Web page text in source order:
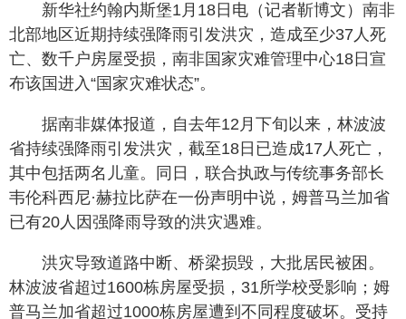
新华社约翰内斯堡1月18日电（记者靳博文）南非
北部地区近期持续强降雨引发洪灾，造成至少37人死
亡、数千户房屋受损，南非国家灾难管理中心18日宣
布该国进入“国家灾难状态”。
据南非媒体报道，自去年12月下旬以来，林波波
省持续强降雨引发洪灾，截至18日已造成17人死亡，
其中包括两名儿童。同日，联合执政与传统事务部长
韦伦科西尼·赫拉比萨在一份声明中说，姆普马兰加省
已有20人因强降雨导致的洪灾遇难。
洪灾导致道路中断、桥梁损毁，大批居民被困。
林波波省超过1600栋房屋受损，31所学校受影响；姆
普马兰加省超过1000栋房屋遭到不同程度破坏。受持